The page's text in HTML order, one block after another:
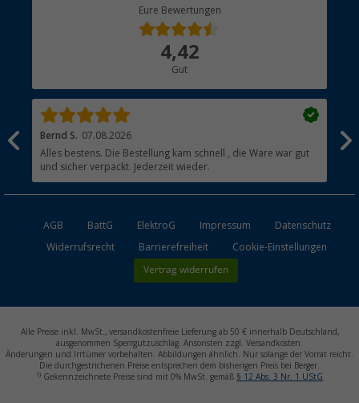
Eure Bewertungen
4,42
Gut
Bernd S. 07.08.2026
Alles bestens. Die Bestellung kam schnell , die Ware war gut
und sicher verpackt. Jederzeit wieder.
AGB BattG ElektroG Impressum
Datenschutz
Widerrufsrecht
Barrierefreiheit Cookie-Einstellungen
Vertrag widerrufen
Alle Preise inkl. MwSt., versandkostenfreie Lieferung ab 50 € innerhalb Deutschland,
ausgenommen Sperrgutzuschlag. Ansonsten zzgl. Versandkosten.
Änderungen und Irrtümer vorbehalten. Abbildungen ähnlich. Nur solange der Vorrat reicht.
Die durchgestrichenen Preise entsprechen dem bisherigen Preis bei Berger.
1) Gekennzeichnete Preise sind mit 0% MwSt. gemäß § 12 Abs. 3 Nr. 1 UStG